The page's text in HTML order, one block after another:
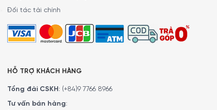
tích của căn phòng.
Đối tác tài chính
HỖ TRỢ KHÁCH HÀNG
Tổng đài CSKH : (+84)9 7766 8966
Tư vấn bán hàng: